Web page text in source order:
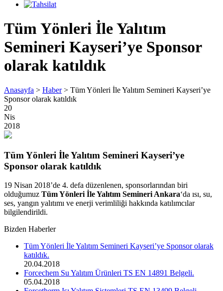
Tüm Yönleri İle Yalıtım
Semineri Kayseri’ye Sponsor
olarak katıldık
Anasayfa > Haber> Tüm Yönleri İle Yalıtım Semineri Kayseri’ye
Sponsor olarak katıldık
20
Nis
2018
Tüm Yönleri İle Yalıtım Semineri Kayseri’ye
Sponsor olarak katıldık
19 Nisan 2018’de 4. defa düzenlenen, sponsorlarından biri
olduğumuz Tüm Yönleri İle Yalıtım Semineri Ankara‘da ısı, su,
ses, yangın yalıtımı ve enerji verimliliği hakkında katılımcılar
bilgilendirildi.
Bizden Haberler
Tüm Yönleri İle Yalıtım Semineri Kayseri’ye Sponsor olarak
katıldık.
20.04.2018
Forcechem Su Yalıtım Ürünleri TS EN 14891 Belgeli.
05.04.2018